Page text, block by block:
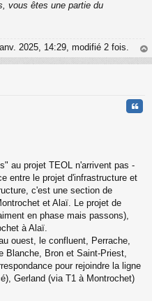
vous êtes une partie du
2025, 14:29, modifié 2 fois.
au
au projet TEOL n'arrivent pas -
entre le projet d'infrastructure et
c'est une section de
et Alaï. Le projet de
en phase mais passons),
à Alaï.
ouest, le confluent, Perrache,
Blanche, Bron et Saint-Priest,
pour rejoindre la ligne
Gerland (via T1 à Montrochet)